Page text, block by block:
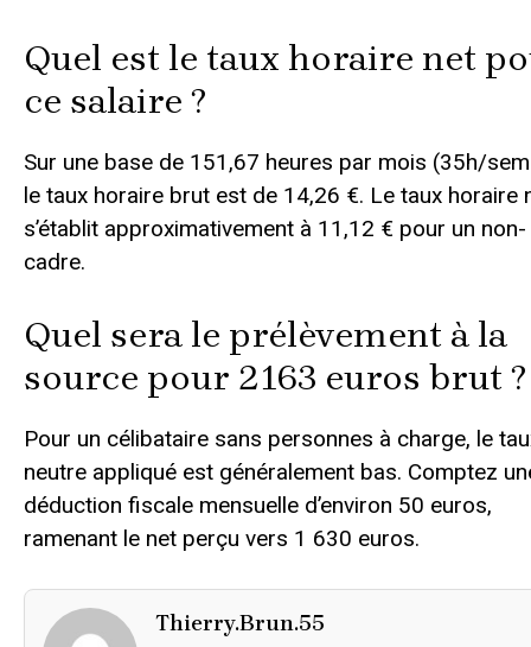
Quel est le taux horaire net
ce salaire ?
Sur une base de 151,67 heures par mois (35h/
le taux horaire brut est de 14,26 €. Le taux horaire
s’établit approximativement à 11,12 € pour un non-
cadre.
Quel sera le prélèvement à la
source pour 2163 euros brut ?
Pour un célibataire sans personnes à charge, le
neutre appliqué est généralement bas. Comptez
déduction fiscale mensuelle d’environ 50 euros,
ramenant le net perçu vers 1 630 euros.
Thierry.Brun.55